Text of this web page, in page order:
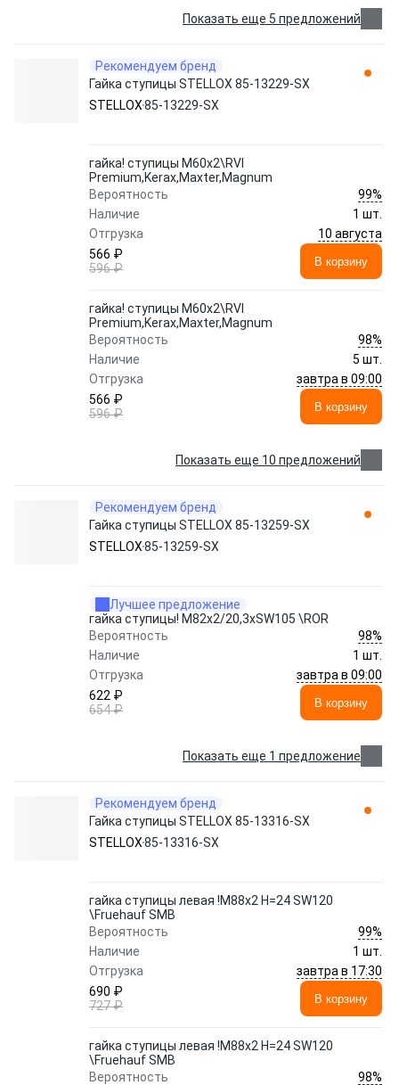
Показать еще 5 предложений
Рекомендуем бренд
Гайка ступицы STELLOX 85-13229-SX
STELLOX85-13229-SX
гайка! ступицы M60x2\RVI
Premium,Kerax,Maxter,Magnum
Вероятность
99%
Наличие
1 шт.
Отгрузка
10 августа
566 ₽
596 ₽
В корзину
гайка! ступицы M60x2\RVI
Premium,Kerax,Maxter,Magnum
Вероятность
98%
Наличие
5 шт.
Отгрузка
завтра в 09:00
566 ₽
596 ₽
В корзину
Показать еще 10 предложений
Рекомендуем бренд
Гайка ступицы STELLOX 85-13259-SX
STELLOX85-13259-SX
Лучшее предложение
гайка ступицы! M82x2/20,3xSW105 \ROR
Вероятность
98%
Наличие
1 шт.
Отгрузка
завтра в 09:00
622 ₽
654 ₽
В корзину
Показать еще 1 предложение
Рекомендуем бренд
Гайка ступицы STELLOX 85-13316-SX
STELLOX85-13316-SX
гайка ступицы левая !M88x2 H=24 SW120
\Fruehauf SMB
Вероятность
99%
Наличие
1 шт.
Отгрузка
завтра в 17:30
690 ₽
727 ₽
В корзину
гайка ступицы левая !M88x2 H=24 SW120
\Fruehauf SMB
Вероятность
98%